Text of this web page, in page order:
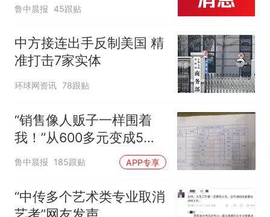
味道很好
鲁中晨报 45跟贴
中方接连出手反制美国 精
准打击7家实体
环球网资讯 78跟贴
“销售像人贩子一样围着
我！”从600多元变成5万
元，57岁保洁阿姨做医美
后眼睛肿到流泪、视物模
糊
鲁中晨报 185跟贴 APP专享
“中传多个艺术类专业取消
艺考”网友发声